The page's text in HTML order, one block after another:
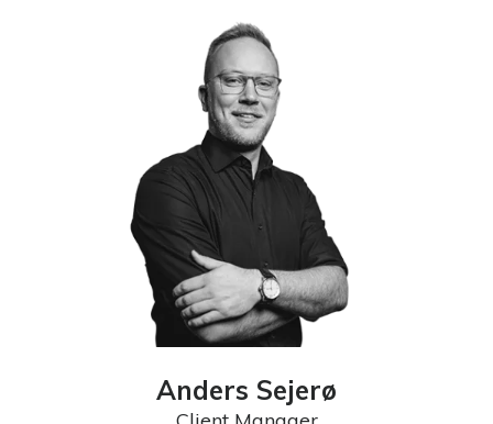
Anders Sejerø